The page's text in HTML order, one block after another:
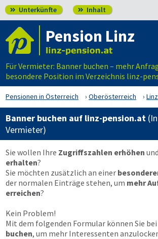
 Unterkünfte  Inhalt
Pension Linz
Für Vermieter: Banner buchen – mehr
besondere Position im Verzeichnis linz-
Pensionen in Österreich Oberösterreich Linz
Banner buchen auf linz-pension.at
Vermieter)
Sie wollen Ihre Zugriffszahlen erhöhen und
erhalten?
Sie möchten zusätzlich an einer
der normalen Einträge stehen, um mehr
erreichen?
Kein Problem!
Mit dem folgenden Formular können Sie bei
buchen, um mehr Interessenten